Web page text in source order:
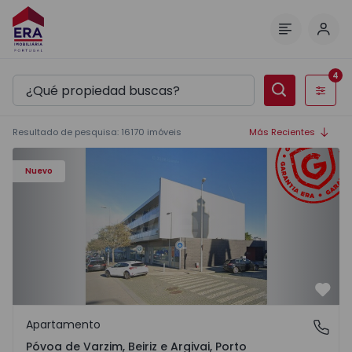
Filtros
4
Resultado de pesquisa: 16170 imóveis Más Recientes
Nuevo
Apartamento T3 Póvoa de Varzim, Póvoa de Varzim,
Póvoa de Varzim, Beiriz e Argivai, Porto
Apartamento
Póvoa de Varzim, Beiriz e Argivai, Porto